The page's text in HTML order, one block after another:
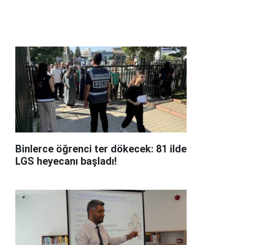
Binlerce öğrenci ter dökecek: 81 ilde
LGS heyecanı başladı!